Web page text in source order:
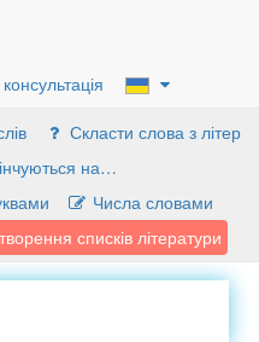
Скласти слова з літер
на…
Числа словами
списків літератури